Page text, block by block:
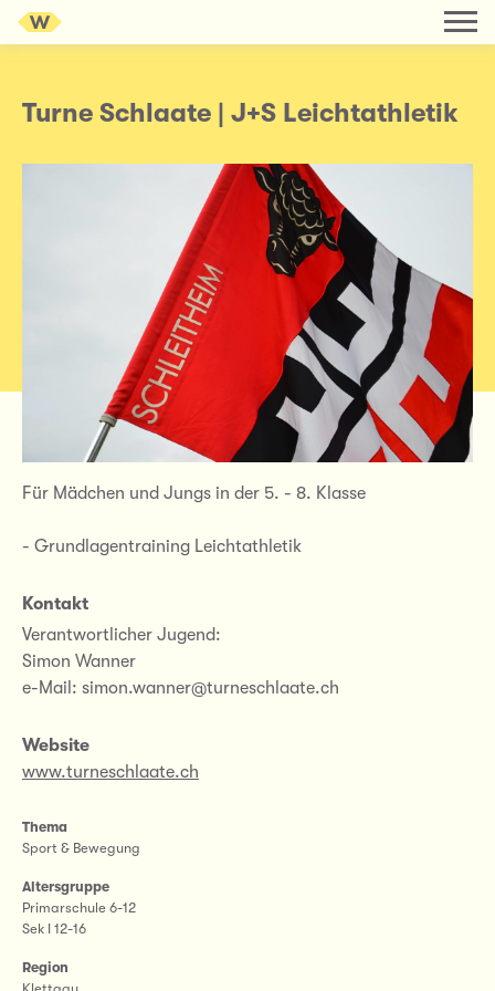
Turne Schlaate | J+S Leichtathletik
Für Mädchen und Jungs in der 5. - 8. Klasse
- Grundlagentraining Leichtathletik
Kontakt
Verantwortlicher Jugend:
Simon Wanner
e-Mail: simon.wanner@turneschlaate.ch
Website
www.turneschlaate.ch
Thema
Sport & Bewegung
Altersgruppe
Primarschule 6-12
Sek I 12-16
Region